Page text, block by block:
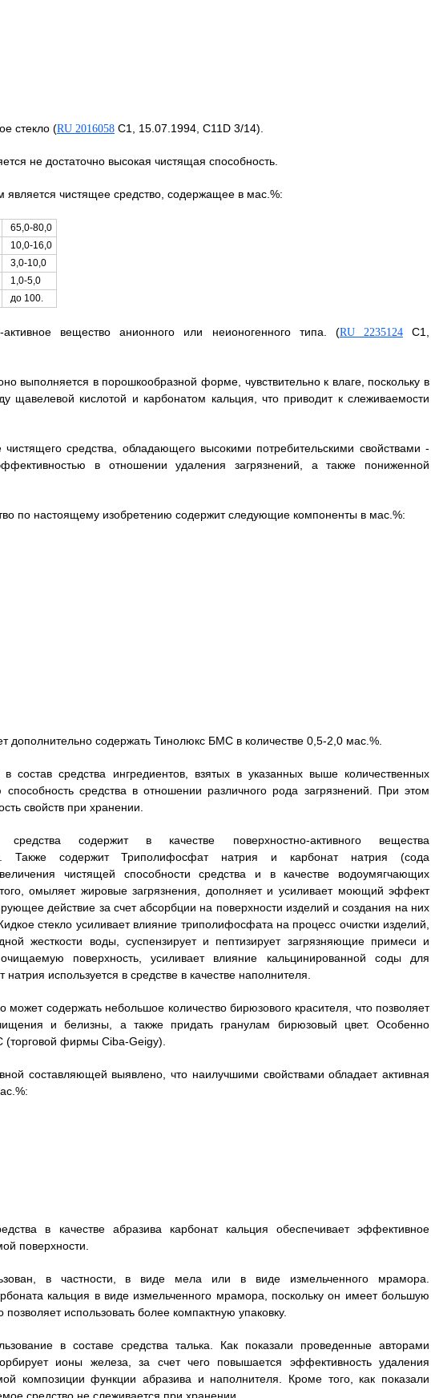
стекло (RU 2016058C1, 15.07.1994, C11D 3/14).
не достаточно высокая чистящая способность.
чистящее средство, содержащее в мас.%:
65,0-80,0
10,0-16,0
3,0-10,0
1,0-5,0
до 100.
активное вещество анионного или неионогенного типа. (RU 2235124С1,
выполняется в порошкообразной форме, чувствительно к влаге, поскольку в
щавелевой кислотой и карбонатом кальция, что приводит к слеживаемости
средства, обладающего высокими потребительскими свойствами -
в отношении удаления загрязнений, а также пониженной
по настоящему изобретению содержит следующие компоненты в мас.%:
дополнительно содержать Тинолюкс БМС в количестве 0,5-2,0 мас.%.
состав средства ингредиентов, взятых в указанных выше количественных
средства в отношении различного рода загрязнений. При этом
свойств при хранении.
содержит в качестве поверхностно-активного вещества
Также содержит Триполифосфат натрия и карбонат натрия (сода
чистящей способности средства и в качестве водоумягчающих
омыляет жировые загрязнения, дополняет и усиливает моющий эффект
действие за счет абсорбции на поверхности изделий и создания на них
стекло усиливает влияние триполифосфата на процесс очистки изделий,
жесткости воды, суспензирует и пептизирует загрязняющие примеси и
поверхность, усиливает влияние кальцинированной соды для
используется в средстве в качестве наполнителя.
может содержать небольшое количество бирюзового красителя, что позволяет
и белизны, а также придать гранулам бирюзовый цвет. Особенно
фирмы Ciba-Geigy).
составляющей выявлено, что наилучшими свойствами обладает активная
в качестве абразива карбонат кальция обеспечивает эффективное
поверхности.
в частности, в виде мела или в виде измельченного мрамора.
кальция в виде измельченного мрамора, поскольку он имеет большую
использовать более компактную упаковку.
в составе средства талька. Как показали проведенные авторами
ионы железа, за счет чего повышается эффективность удаления
композиции функции абразива и наполнителя. Кроме того, как показали